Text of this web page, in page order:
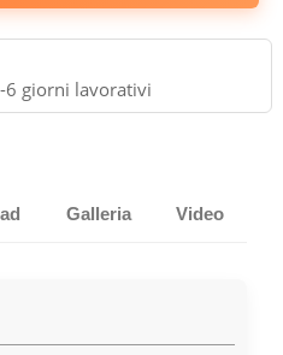
6 giorni lavorativi
Galleria Video